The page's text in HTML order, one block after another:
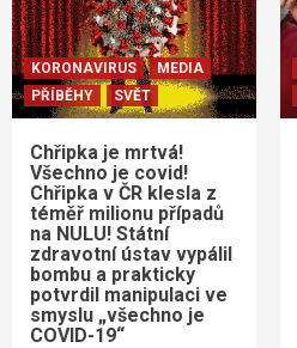
KORONAVIRUS
MEDIA
PŘÍBĚHY
SVĚT
Chřipka je mrtvá!
Všechno je covid!
Chřipka v ČR klesla z
téměř milionu případů
na NULU! Státní
zdravotní ústav vypálil
bombu a prakticky
potvrdil manipulaci ve
smyslu „všechno je
COVID-19“